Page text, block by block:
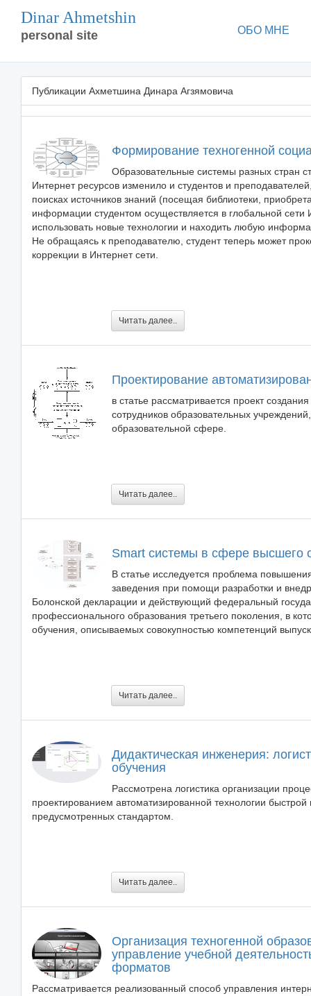
Dinar Ahmetshin
personal site ОБО МНЕ
Публикации Ахметшина Динара Агзямовича
Формирование техногенной
Образовательные системы разных стран
Интернет ресурсов изменило и студентов и
поисках источников знаний (посещая библиотеки,
информации студентом осуществляется в глобальной
использовать новые технологии и находить любую
Не обращаясь к преподавателю, студент теперь может
коррекции в Интернет сети.
Читать далее..
Проектирование
в статье рассматривается проект
сотрудников образовательных
образовательной сфере.
Читать далее..
Smart системы в сфере высшего
В статье исследуется проблема
заведения при помощи разработки и
Болонской декларации и действующий федеральный
профессионального образования третьего поколения, в
обучения, описываемых совокупностью компетенций
Читать далее..
Дидактическая инженерия:
обучения
Рассмотрена логистика организации
проектированием автоматизированной технологии
предусмотренных стандартом.
Читать далее..
Организация техногенной
управление учебной
форматов
Рассматривается реализованный способ управления